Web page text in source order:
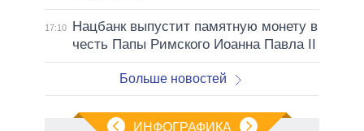
17:10
Нацбанк выпустит памятную монету в
честь Папы Римского Иоанна Павла II
Больше новостей
ИНФОГРАФИКА